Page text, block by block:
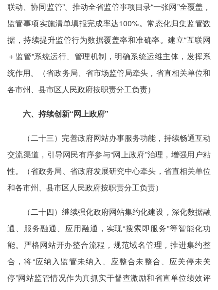
联动、协同监管”。推动全省监管事项目录“一张网”全覆盖，
监管事项实施清单填报完成率达100%。常态化归集监管数
据，持续提升监管行为数据覆盖率和准确率。建立“互联网
＋监管”系统运行、管理机制，明确系统运维主体，发挥系
统作用。（省政务局、省市场监管局牵头，省直相关单位和
各市州、县市区人民政府按职责分工负责）
六、持续创新“网上政府”
（二十三）完善政府网站办事服务功能，持续畅通互动
交流渠道，引导网民有序参与“网上政府”治理，增强用户粘
性。（省政务局、省政府发展研究中心牵头，省直相关单位
和各市州、县市区人民政府按职责分工负责）
（二十四）继续强化政府网站集约化建设，深化数据融
通、服务融通、应用融通，实现“搜索即服务”等智能化功
能。严格网站开办整合流程，规范域名管理，推进集约整
合，将“应纳入监管未纳入、应整合未整合、应关停未关
停”网站监管情况作为真抓实干督查激励和省直单位绩效评